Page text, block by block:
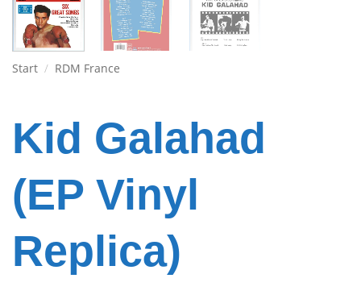
Start / RDM France
Kid Galahad
(EP Vinyl
Replica)